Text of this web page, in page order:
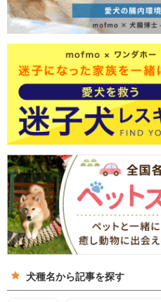
犬種名から記事を探す